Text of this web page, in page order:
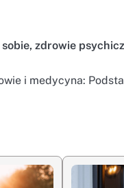
, zdrowie
i medycyna: